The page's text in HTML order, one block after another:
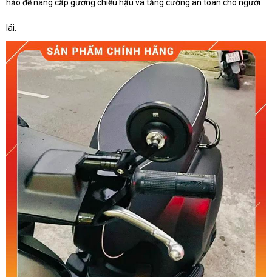
hảo để nâng cấp gương chiếu hậu và tăng cường an toàn cho người
lái.